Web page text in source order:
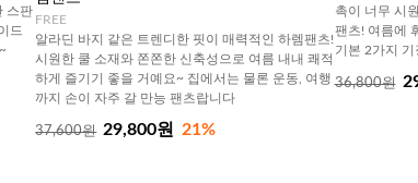
스판
드
FREE
알라딘 바지 같은 트렌디한 핏이 매력적인 하렘팬츠!
시원한 쿨 소재와 쫀쫀한 신축성으로 여름 내내 쾌적
하게 즐기기 좋을 거예요~ 집에서는 물론 운동, 여행
까지 손이 자주 갈 만능 팬츠랍니다
37,600원 29,800원 21%
촉이 너무 시
팬츠! 여름에
기본 2가지
36,800원